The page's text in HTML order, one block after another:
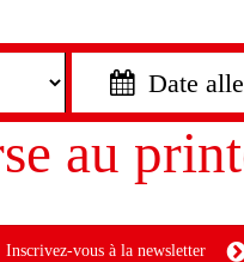
 Date
au
Inscrivez-vous à la newsletter